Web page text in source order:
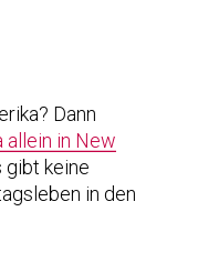
Dann
allein in New
gibt keine
in den